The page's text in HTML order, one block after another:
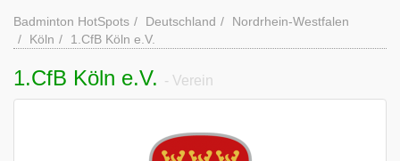
Badminton HotSpots Deutschland
Nordrhein-Westfalen
Köln
1.CfB Köln e.V.
1.CfB Köln e.V. - Verein